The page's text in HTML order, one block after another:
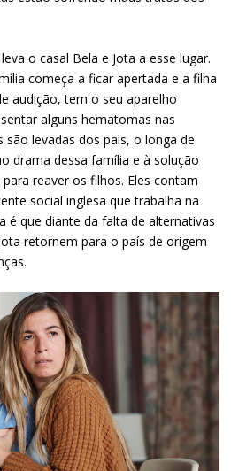
o casal Bela e Jota a esse lugar.
começa a ficar apertada e a filha
audição, tem o seu aparelho
alguns hematomas nas
são levadas dos pais, o longa de
drama dessa família e à solução
reaver os filhos. Eles contam
social inglesa que trabalha na
é que diante da falta de alternativas
retornem para o país de origem